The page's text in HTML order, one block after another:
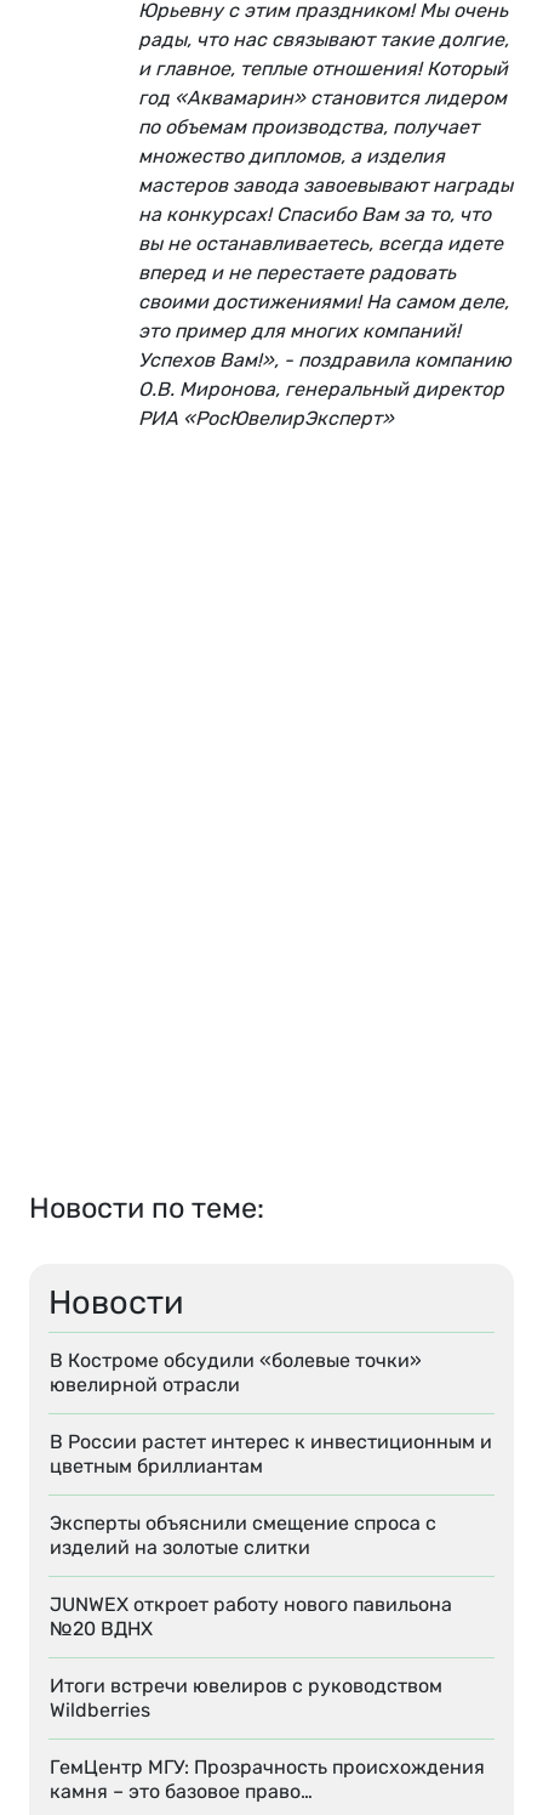
Новости
В Костроме обсудили «болевые точки»
ювелирной отрасли
В России растет интерес к инвестиционным и
цветным бриллиантам
Эксперты объяснили смещение спроса с
изделий на золотые слитки
JUNWEX откроет работу нового павильона
№20 ВДНХ
Итоги встречи ювелиров с руководством
Wildberries
ГемЦентр МГУ: Прозрачность происхождения
камня – это базовое право…
Юрьевну с этим праздником! Мы очень
рады, что нас связывают такие долгие,
и главное, теплые отношения! Который
год «Аквамарин» становится лидером
по объемам производства, получает
множество дипломов, а изделия
мастеров завода завоевывают награды
на конкурсах! Спасибо Вам за то, что
вы не останавливаетесь, всегда идете
вперед и не перестаете радовать
своими достижениями! На самом деле,
это пример для многих компаний!
Успехов Вам!», - поздравила компанию
О.В. Миронова, генеральный директор
РИА «РосЮвелирЭксперт»
Новости по теме: